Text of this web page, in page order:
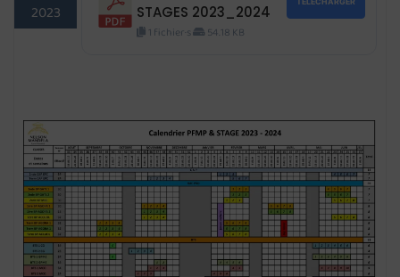
2023
STAGES 2023_2024
1 fichier·s 54.18 KB